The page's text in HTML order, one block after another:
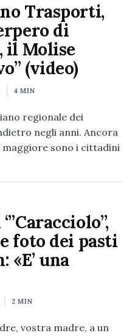
Trasporti,
di
il Molise
(video)
4 MIN
regionale dei
negli anni. Ancora
sono i cittadini
foto dei pasti
«E’ una
2 MIN
vostra madre, a un